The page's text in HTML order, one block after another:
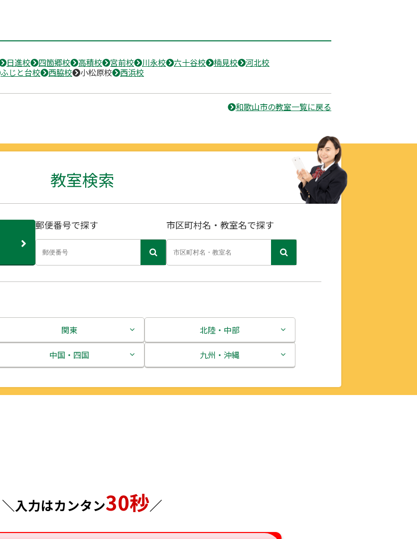
日進校 四箇郷校 高積校 宮前校 川永校 六十谷校 楠見校
河北校
ふじと台校 西脇校 小松原校 西浜校
和歌山市の教室一覧に戻る
教室検索
郵便番号で探す 市区町村名・教室名で探す
関東
茨城県
神奈川県
北陸・中部
新潟県
中国・四国
徳島県
九州・沖縄
＼入力はカンタン30秒／